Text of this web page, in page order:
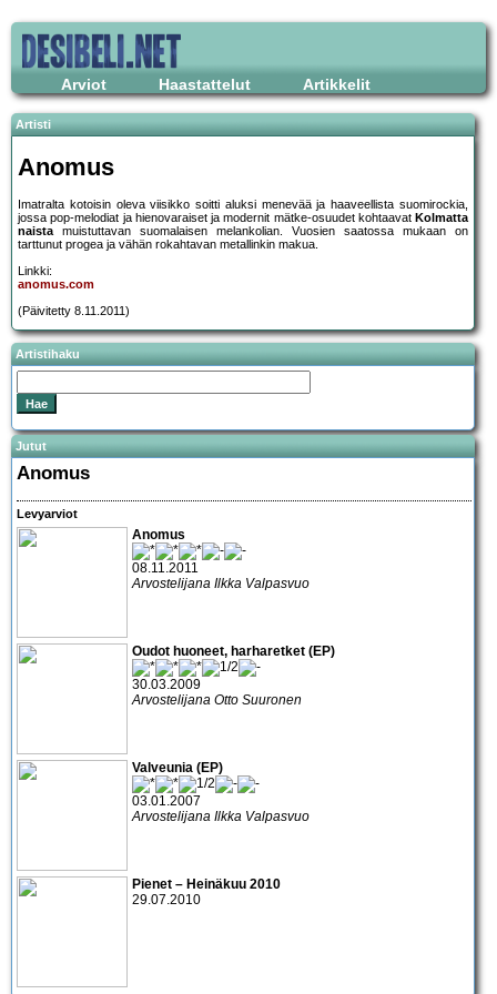
Arviot Haastattelut Artikkelit
Artisti
Anomus
Imatralta kotoisin oleva viisikko soitti aluksi menevää ja haaveellista suomirockia,
jossa pop-melodiat ja hienovaraiset ja modernit mätke-osuudet kohtaavat Kolmatta
naistamuistuttavan suomalaisen melankolian. Vuosien saatossa mukaan on
tarttunut progea ja vähän rokahtavan metallinkin makua.
Linkki:
anomus.com
(Päivitetty 8.11.2011)
Artistihaku
Jutut
Anomus
Levyarviot
Anomus
08.11.2011
Arvostelijana Ilkka Valpasvuo
Oudot huoneet, harharetket (EP)
30.03.2009
Arvostelijana Otto Suuronen
Valveunia (EP)
03.01.2007
Arvostelijana Ilkka Valpasvuo
Pienet – Heinäkuu 2010
29.07.2010